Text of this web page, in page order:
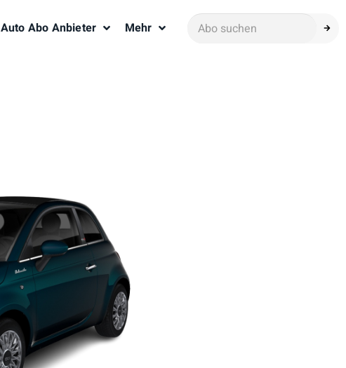
Auto Abo Anbieter Mehr